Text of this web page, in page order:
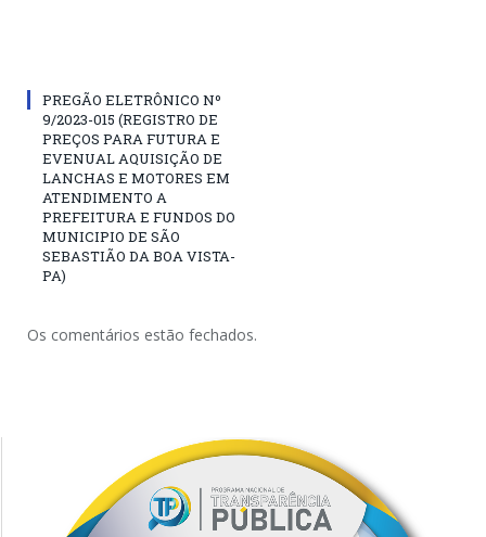
PREGÃO ELETRÔNICO Nº
9/2023-015 (REGISTRO DE
PREÇOS PARA FUTURA E
EVENUAL AQUISIÇÃO DE
LANCHAS E MOTORES EM
ATENDIMENTO A
PREFEITURA E FUNDOS DO
MUNICIPIO DE SÃO
SEBASTIÃO DA BOA VISTA-
PA)
Os comentários estão fechados.